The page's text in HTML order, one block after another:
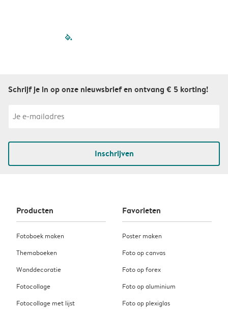
filled-pagination
Schrijf je in op onze nieuwsbrief en ontvang € 5 korting!
Inschrijven
Producten
Fotoboek maken
Themaboeken
Wanddecoratie
Fotocollage
Fotocollage met lijst
Favorieten
Poster maken
Foto op canvas
Foto op forex
Foto op aluminium
Foto op plexiglas